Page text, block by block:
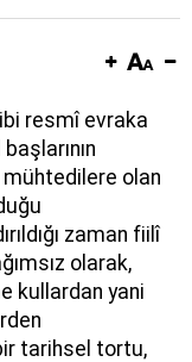
resmî evraka
olan
zaman fiilî
olarak,
kullardan yani
tarihsel tortu,